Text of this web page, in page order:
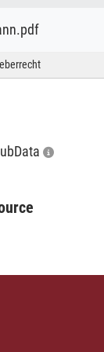
Die
wie
und